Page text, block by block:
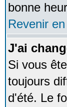
bonne
Revenir
J'ai
Si vous
toujours
d'été. Le